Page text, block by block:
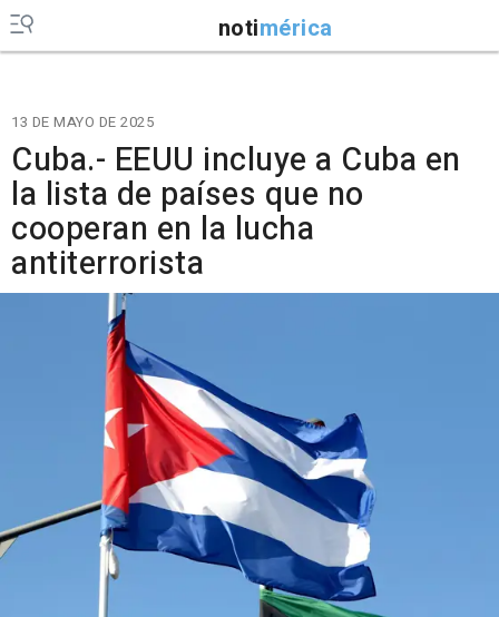
notimérica
13 DE MAYO DE 2025
Cuba.- EEUU incluye a Cuba en
la lista de países que no
cooperan en la lucha
antiterrorista